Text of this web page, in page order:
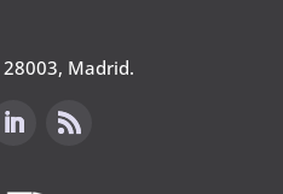
28003, Madrid.